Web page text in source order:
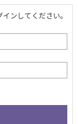
ンしてください。